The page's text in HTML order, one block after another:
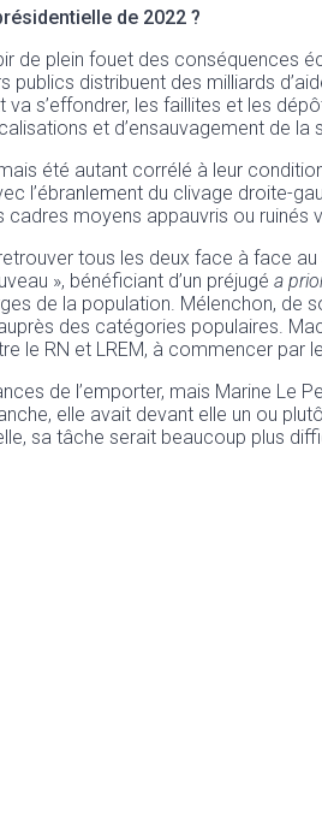
de 2022 ?
de plein fouet des conséquences
distribuent des milliards
s’effondrer, les faillites et les
et d’ensauvagement de la
été autant corrélé à leur
l’ébranlement du clivage droite-
moyens appauvris ou
tous les deux face à face
», bénéficiant d’un préjugé a
de la population. Mélenchon, de
des catégories populaires.
le RN et LREM, à commencer par
de l’emporter, mais Marine Le
elle avait devant elle un ou
sa tâche serait beaucoup plus